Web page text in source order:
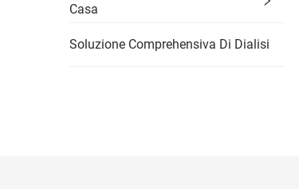
Casa
Soluzione Comprehensiva Di Dialisi